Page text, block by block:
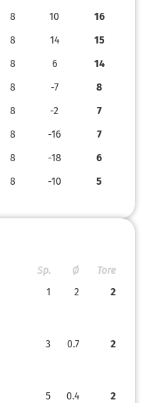
8 10
16
8 14
15
8 6
14
8 -7
8
8 -2
7
8 -16
7
8 -18
6
8 -10 5
Sp.
Ø
Tore
1 2 2
3 0.7 2
5 0.4 2